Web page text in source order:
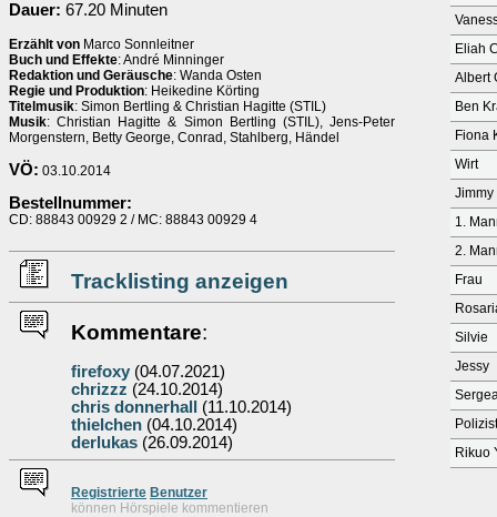
Dauer: 67.20 Minuten
Erzählt von Marco Sonnleitner
Buch und Effekte: André Minninger
Redaktion und Geräusche: Wanda Osten
Regie und Produktion: Heikedine Körting
Titelmusik: Simon Bertling & Christian Hagitte (STIL)
Musik: Christian Hagitte & Simon Bertling (STIL), Jens-Peter
Morgenstern, Betty George, Conrad, Stahlberg, Händel
VÖ: 03.10.2014
Bestellnummer:
CD: 88843 00929 2 / MC: 88843 00929 4
Tracklisting anzeigen
Kommentare:
firefoxy (04.07.2021)
chrizzz (24.10.2014)
chris donnerhall
(11.10.2014)
thielchen (04.10.2014)
derlukas (26.09.2014)
Registrierte Benutzer
können Hörspiele kommentieren
Eliah
Albert
Ben
Fiona
Wirt
Jimmy
1.
2.
Frau
Silvie
Jessy
Polizist
Rikuo